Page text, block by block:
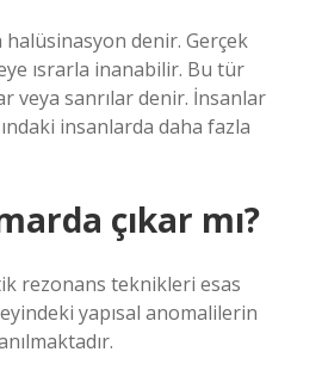
denir. Gerçek
ısrarla inanabilir. Bu tür
veya sanrılar denir. İnsanlar
insanlarda daha fazla
çıkar mı?
rezonans teknikleri esas
yapısal anomalilerin